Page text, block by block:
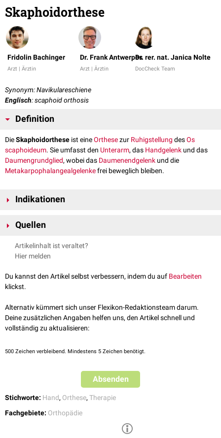
Skaphoidorthese
Fridolin Bachinger
Arzt | Ärztin
Dr. Frank Antwerpes
Arzt | Ärztin
Dr. rer. nat. Janica Nolte
DocCheck Team
Synonym: Navikulareschiene
Englisch: scaphoid orthosis
Definition
DieSkaphoidorthese ist eineOrthesezur Ruhigstellung desOs
scaphoideum. Sie umfasst den Unterarm, das Handgelenk und das
Daumengrundglied, wobei das Daumenendgelenk und die
Metakarpophalangealgelenkefrei beweglich bleiben.
Indikationen
Verletzungendes Handgelenks und des Skaphoids eingesetzt, darunter:
Skaphoidpseudarthrose
Operative Maßnahmen
Bandoperationen
Eingriffe am
Für die kurzfristige Ruhigstellung nach Verletzungen oder Operationen
am Skaphoid können alternativGipsverbände verwendet werden, die
Skaphoidorthese kommt v.a. zur Langzeitversorgung zum Einsatz.
Quellen
Greitemann et al., Technische Orthopädie, 4. vollständig
überarbeitete und erweiterte Auflage, Georg Thieme Verlag
Artikelinhalt ist veraltet?
Hier melden
Du kannst den Artikel selbst verbessern, indem du auf Bearbeiten
klickst.
Alternativ kümmert sich unser Flexikon-Redaktionsteam darum.
Deine zusätzlichen Angaben helfen uns, den Artikel schnell und
vollständig zu aktualisieren:
500 Zeichen verbleibend. Mindestens 5 Zeichen benötigt.
Absenden
Stichworte: Hand, Orthese, Therapie
Fachgebiete: Orthopädie